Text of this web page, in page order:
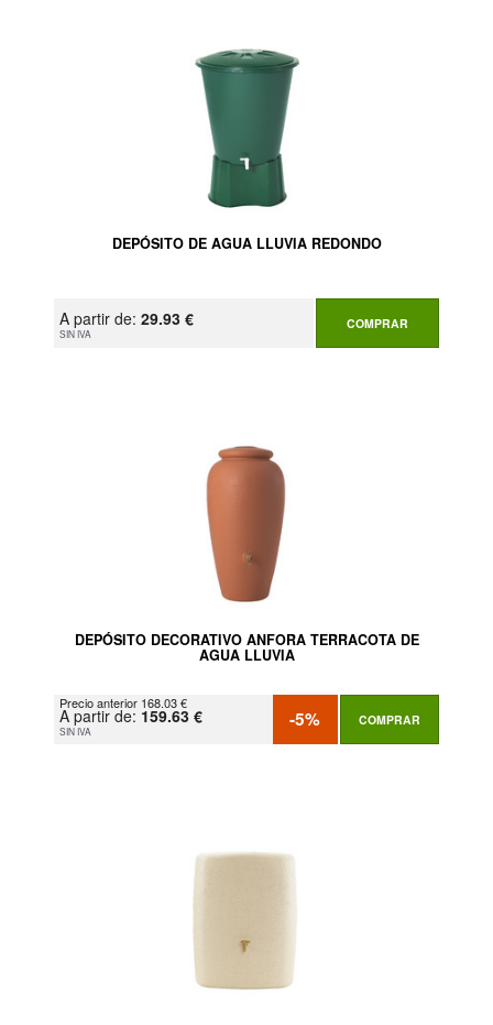
DEPÓSITO DE AGUA LLUVIA REDONDO
A partir de: 29.93 €
SIN IVA
COMPRAR
DEPÓSITO DECORATIVO ANFORA TERRACOTA DE
AGUA LLUVIA
Precio anterior 168.03 €
A partir de: 159.63 €
SIN IVA -5% COMPRAR